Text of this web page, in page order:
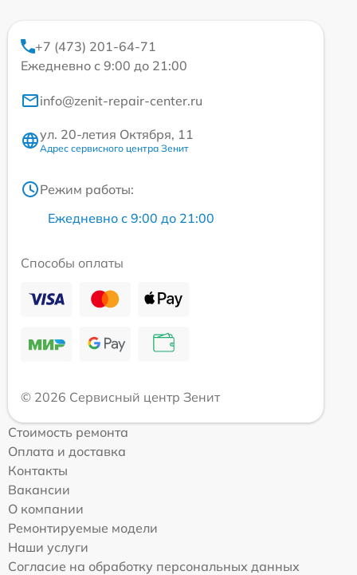
+7 (473) 201-64-71
Ежедневно с 9:00 до 21:00
info@zenit-repair-center.ru
ул. 20-летия Октября, 11
Адрес сервисного центра Зенит
Режим работы:
Ежедневно с 9:00 до 21:00
Способы оплаты
© 2026 Сервисный центр Зенит
Стоимость ремонта
Оплата и доставка
Контакты
Вакансии
О компании
Ремонтируемые модели
Наши услуги
Согласие на обработку персональных данных